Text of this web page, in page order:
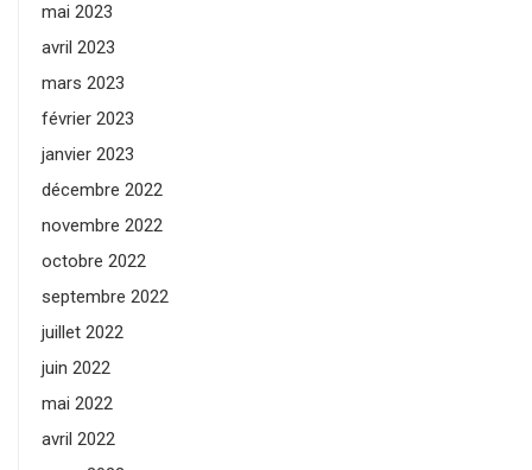
mai 2023
avril 2023
mars 2023
février 2023
janvier 2023
décembre 2022
novembre 2022
octobre 2022
septembre 2022
juillet 2022
juin 2022
mai 2022
avril 2022